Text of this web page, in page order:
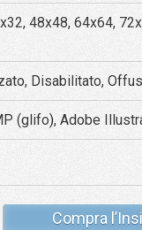
48x48, 64x64,
Disabilitato,
(glifo), Adobe
Compra